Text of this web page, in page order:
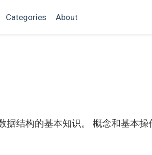
Categories About
据结构的基本知识。 概念和基本